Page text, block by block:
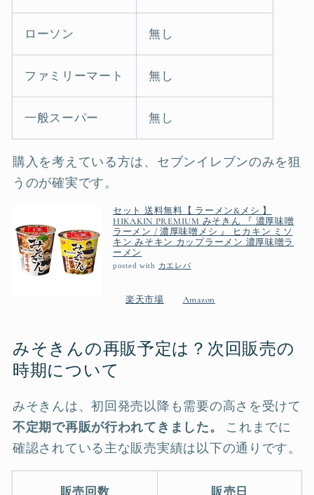
ローソン 無し
ファミリーマート 無し
一般スーパー 無し
購入を考えている方は、セブンイレブンのみを狙
うのが確実です。
セット 送料無料【 ラーメン&メシ 】
HIKAKIN PREMIUM みそきん 『 濃厚味噌
ラーメン / 濃厚味噌メシ 』 ヒカキン ミソ
キン みそキン カップラーメン 濃厚味噌ラ
ーメン
posted with カエレバ
楽天市場 Amazon
みそきんの再販予定は？次回販売の
時期について
みそきんは、初回発売以降も需要の高さを受けて
不定期で再販が行われてきました。
これまでに
確認されている主な販売実績は以下の通りです。
販売回数 販売日